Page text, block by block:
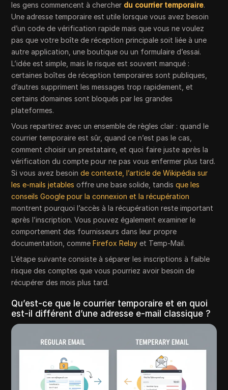
les gens commencent à chercher du courrier temporaire.
Une adresse temporaire est utile lorsque vous avez besoin
d’un code de vérification rapide mais que vous ne voulez
pas que votre boîte de réception principale soit liée à une
autre application, une boutique ou un formulaire d’essai.
L’idée est simple, mais le risque est souvent manqué :
certaines boîtes de réception temporaires sont publiques,
d’autres suppriment les messages trop rapidement, et
certains domaines sont bloqués par les grandes
plateformes.
Vous repartirez avec un ensemble de règles clair : quand le
courrier temporaire est sûr, quand ce n’est pas le cas,
comment choisir un prestataire, et quoi faire juste après la
vérification du compte pour ne pas vous enfermer plus tard.
Si vous avez besoinde contexte, l’article de Wikipédia sur
les e-mails jetables offre une base solide, tandisque les
conseils Google pour la connexion et la récupération
montrent pourquoi l’accès à la récupération reste important
après l’inscription. Vous pouvez également examiner le
comportement des fournisseurs dans leur propre
documentation, commeFirefox Relay et Temp-Mail.
L’étape suivante consiste à séparer les inscriptions à faible
risque des comptes que vous pourriez avoir besoin de
récupérer des mois plus tard.
Qu’est-ce que le courrier temporaire et en quoi
est-il différent d’une adresse e-mail classique ?